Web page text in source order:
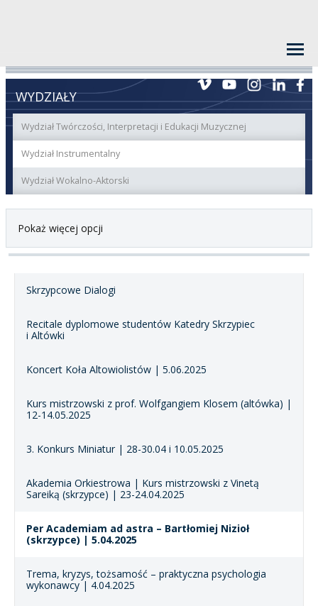
WYDZIAŁY
Wydział Twórczości, Interpretacji i Edukacji Muzycznej
Wydział Instrumentalny
Wydział Wokalno-Aktorski
Pokaż więcej opcji
Skrzypcowe Dialogi
Recitale dyplomowe studentów Katedry Skrzypiec
i Altówki
Koncert Koła Altowiolistów | 5.06.2025
Kurs mistrzowski z prof. Wolfgangiem Klosem (altówka) |
12-14.05.2025
3. Konkurs Miniatur | 28-30.04 i 10.05.2025
Akademia Orkiestrowa | Kurs mistrzowski z Vinetą
Sareiką (skrzypce) | 23-24.04.2025
Per Academiam ad astra – Bartłomiej Nizioł
(skrzypce) | 5.04.2025
Trema, kryzys, tożsamość – praktyczna psychologia
wykonawcy | 4.04.2025